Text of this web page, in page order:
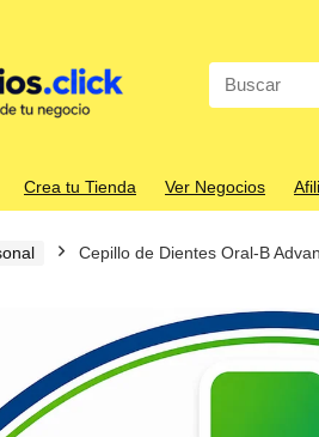
Search
for:
Crea tu Tienda Ver Negocios
Cepillo de Dientes Oral-B